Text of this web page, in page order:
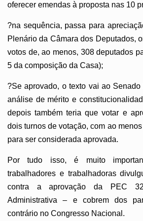
oferecer emendas à proposta nas 10
?na sequência, passa para
Plenário da Câmara dos Deputados,
votos de, ao menos, 308 deputados
5 da composição da Casa);
?Se aprovado, o texto vai ao
análise de mérito e
depois também teria que votar e
dois turnos de votação, com ao
para ser considerada aprovada.
Por tudo isso, é muito
trabalhadores e trabalhadoras
contra a aprovação da PEC
Administrativa – e cobrem dos
contrário no Congresso Nacional.